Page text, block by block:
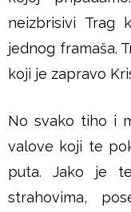
neizbrisivi Trag
jednog framaša.
koji je zapravo
No svako tiho i
valove koji te
puta. Jako je
strahovima,